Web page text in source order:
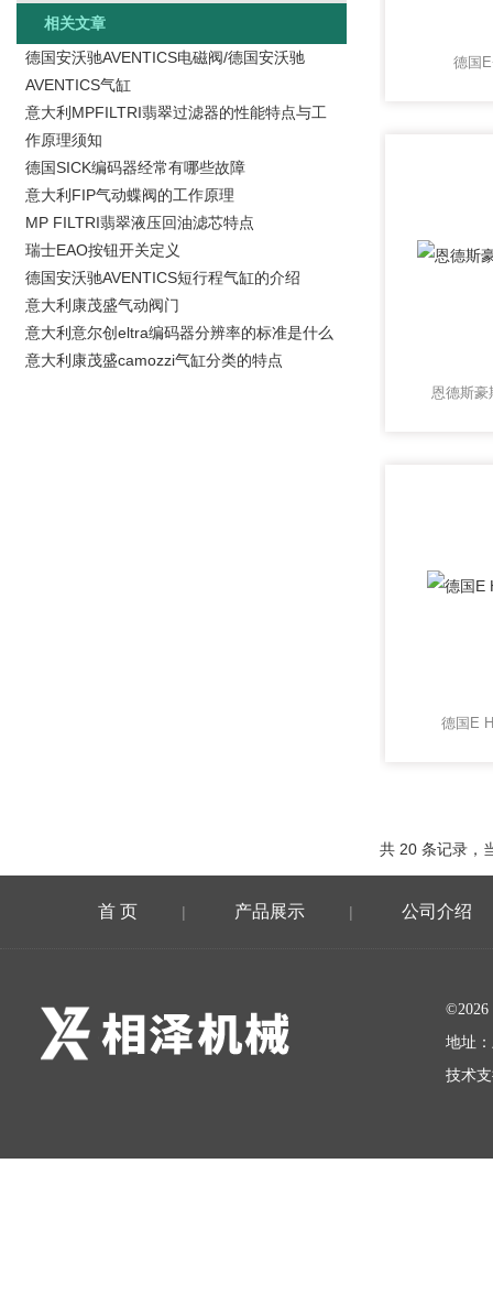
德国
恩德斯豪
德国E
共 20 条记录，
相关文章
德国安沃驰AVENTICS电磁阀/德国安沃驰
AVENTICS气缸
意大利MPFILTRI翡翠过滤器的性能特点与工
作原理须知
德国SICK编码器经常有哪些故障
意大利FIP气动蝶阀的工作原理
MP FILTRI翡翠液压回油滤芯特点
瑞士EAO按钮开关定义
德国安沃驰AVENTICS短行程气缸的介绍
意大利康茂盛气动阀门
意大利意尔创eltra编码器分辨率的标准是什么
意大利康茂盛camozzi气缸分类的特点
首 页 | 产品展示 | 公司介绍
地址
技术